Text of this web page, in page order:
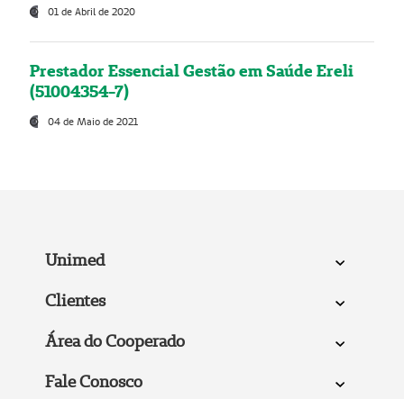
01 de Abril de 2020
Prestador Essencial Gestão em Saúde Ereli
(51004354-7)
04 de Maio de 2021
Unimed
Clientes
Área do Cooperado
Fale Conosco